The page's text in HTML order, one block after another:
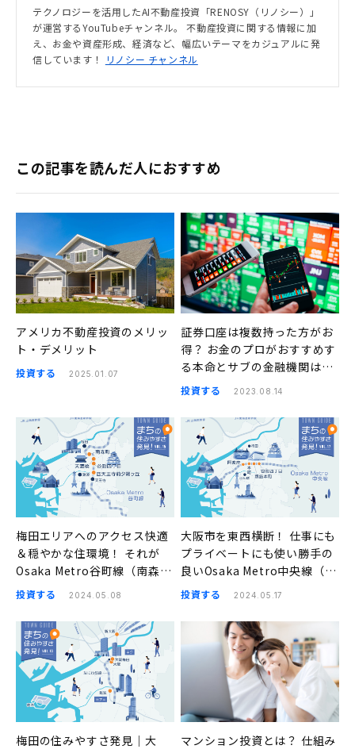
テクノロジーを活用したAI不動産投資「RENOSY（リノシー）」
が運営するYouTubeチャンネル。 不動産投資に関する情報に加
え、お金や資産形成、経済など、幅広いテーマをカジュアルに発
信しています！
リノシー チャンネル
この記事を読んだ人におすすめ
アメリカ不動産投資のメリッ
ト・デメリット
投資する 2025.01.07
証券口座は複数持った方がお
得？ お金のプロがおすすめす
る本命とサブの金融機関はこ
ちら
投資する 2023.08.14
梅田エリアへのアクセス快適
＆穏やかな住環境！ それが
Osaka Metro谷町線（南森
町、天満橋、谷町四丁目、四
まちの住みやすさ発見
投資する 2024.05.08
大阪市を東西横断！ 仕事にも
プライベートにも使い勝手の
良いOsaka Metro中央線（阿
波座、本町、堺筋本町、谷町
発見
投資する 2024.05.17
梅田の住みやすさ発見｜大
マンション投資とは？ 仕組み